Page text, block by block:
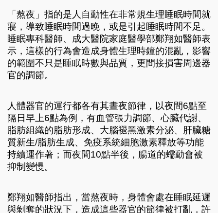
「熬夜」指的是人自動性在非常規生理睡眠時間就
寢，導致睡眠時間過晚，或是引起睡眠時間不足。
睡眠專科醫師、成大醫院家庭醫學部鄭翔如醫師表
示，這樣的行為會造成身體生理時鐘的混亂，影響
的範圍不只是睡眠時數與品質，更間接損害周邊器
官的調節。
人體器官的運行都各有其晝夜節律，以夜間6點至
隔日早上6點為例，有血管張力調節、心臟代謝、
脂肪組織的脂肪形成、大腦褪黑激素分泌、肝臟糖
質新生/脂肪生成、免疫系統細胞激素釋放等功能
持續運作著；而夜間10點半後，腸道的蠕動會被
抑制變慢。
鄭翔如醫師指出，當熬夜時，身體會處在睡眠延遲
與剝奪的狀況下，造成這些器官的節律被打亂，許